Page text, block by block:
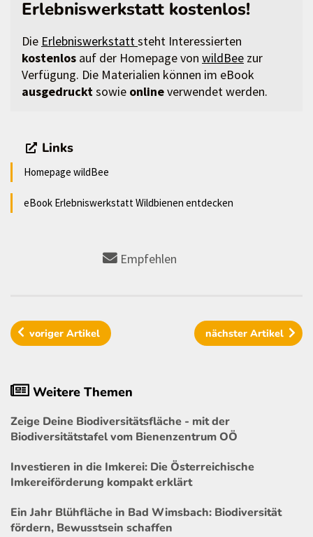
Erlebniswerkstatt kostenlos!
Die Erlebniswerkstattsteht Interessierten
kostenlos auf der Homepage von wildBee zur
Verfügung. Die Materialien können im eBook
ausgedrucktsowie onlineverwendet werden.
Links
Homepage wildBee
eBook Erlebniswerkstatt Wildbienen entdecken
Empfehlen
vorigerArtikel nächster Artikel
Weitere Themen
Zeige Deine Biodiversitätsfläche - mit der
Biodiversitätstafel vom Bienenzentrum OÖ
Investieren in die Imkerei: Die Österreichische
Imkereiförderung kompakt erklärt
Ein Jahr Blühfläche in Bad Wimsbach: Biodiversität
fördern, Bewusstsein schaffen